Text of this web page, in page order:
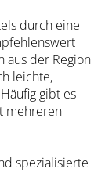
durch eine
aus der Region
leichte,
gibt es
mehreren
spezialisierte